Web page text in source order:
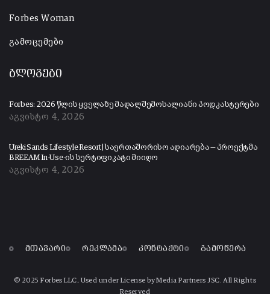
Forbes Woman
გამოცემები
ბლოგები
Forbes: 2026 წლის ყველაზე მაღალშემოსალიანი პოდკასტერები
აგვისტო 4, 2026
Ureki Sands Lifestyle Resort | საერთაშორისო აღიარება — პროექტმა
BREEAM In-Use-ის სერტიფიკატი მიიღო
აგვისტო 4, 2026
მთავარი რეკლამა კონტაქტი გამოწერა
© 2025 Forbes LLC, Used under License by Media Partners JSC. All Rights
Reserved